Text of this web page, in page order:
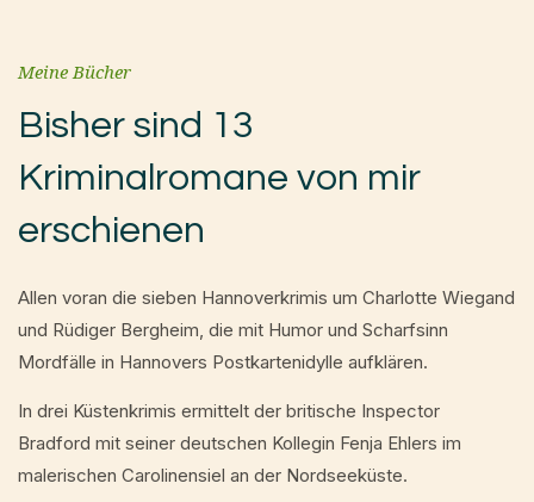
Meine Bücher
Bisher sind 13
Kriminalromane von mir
erschienen
Allen voran die sieben Hannoverkrimis um Charlotte Wiegand
und Rüdiger Bergheim, die mit Humor und Scharfsinn
Mordfälle in Hannovers Postkartenidylle aufklären.
In drei Küstenkrimis ermittelt der britische Inspector
Bradford mit seiner deutschen Kollegin Fenja Ehlers im
malerischen Carolinensiel an der Nordseeküste.